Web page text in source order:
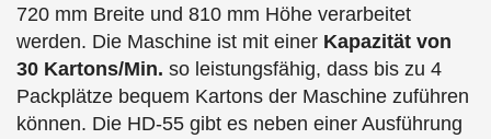
720 mm Breite und 810 mm Höhe verarbeitet
werden. Die Maschine ist mit einer Kapazität von
30 Kartons/Min. so leistungsfähig, dass bis zu 4
Packplätze bequem Kartons der Maschine zuführen
können. Die HD-55 gibt es neben einer Ausführung